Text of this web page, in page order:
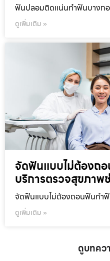
ฟันปลอมติดแน่นทำฟันบางก
ดูเพิ่มเติม »
จัดฟันแบบไม่ต้องถ
บริการตรวจสุขภา
จัดฟันแบบไม่ต้องถอนฟันทำ
ดูเพิ่มเติม »
ดูบทคว